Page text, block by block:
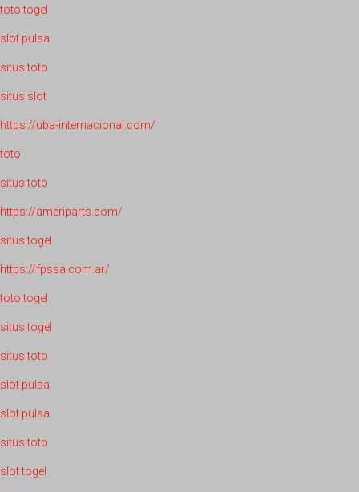
toto togel
slot pulsa
situs toto
situs slot
https://uba-internacional.com/
toto
situs toto
https://ameriparts.com/
situs togel
https://fpssa.com.ar/
toto togel
situs togel
situs toto
slot pulsa
slot pulsa
situs toto
slot togel